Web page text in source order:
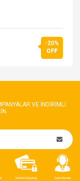
-20%
OFF
VE INDIRIMLI